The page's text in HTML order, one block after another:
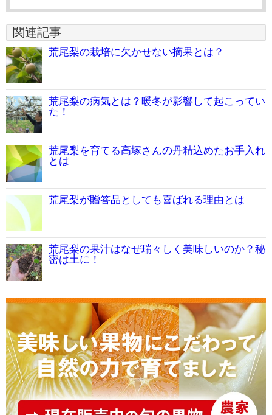
関連記事
荒尾梨の栽培に欠かせない摘果とは？
荒尾梨の病気とは？暖冬が影響して起こってい
た！
荒尾梨を育てる高塚さんの丹精込めたお手入れ
とは
荒尾梨が贈答品としても喜ばれる理由とは
荒尾梨の果汁はなぜ瑞々しく美味しいのか？秘
密は土に！